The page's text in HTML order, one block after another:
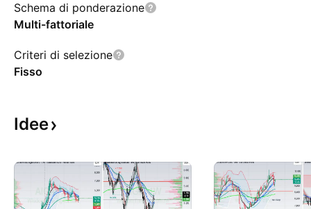
Schema di ponderazione
Multi-fattoriale
Criteri di selezione
Fisso
Idee